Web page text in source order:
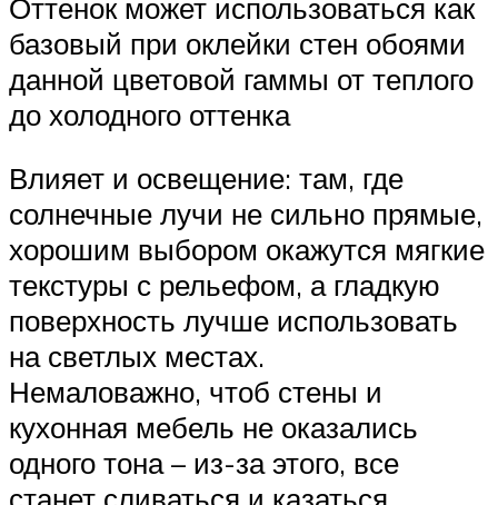
Оттенок может использоваться как
базовый при оклейки стен обоями
данной цветовой гаммы от теплого
до холодного оттенка
Влияет и освещение: там, где
солнечные лучи не сильно прямые,
хорошим выбором окажутся мягкие
текстуры с рельефом, а гладкую
поверхность лучше использовать
на светлых местах.
Немаловажно, чтоб стены и
кухонная мебель не оказались
одного тона – из-за этого, все